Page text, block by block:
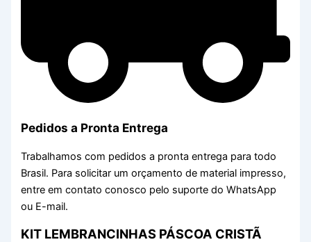
Pedidos a Pronta Entrega
Trabalhamos com pedidos a pronta entrega para todo
Brasil. Para solicitar um orçamento de material impresso,
entre em contato conosco pelo suporte do WhatsApp
ou E-mail.
KIT LEMBRANCINHAS PÁSCOA CRISTÃ